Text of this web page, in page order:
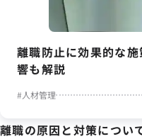
離職防止に効果的な
響も解説
#人材管理
離職の原因と対策につい